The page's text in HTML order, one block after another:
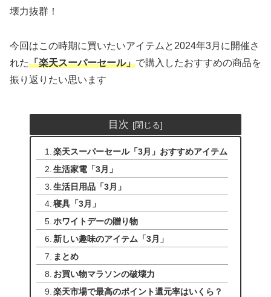
壊力抜群！
今回はこの時期に買いたいアイテムと2024年3月に開催さ
れた「楽天スーパーセール」で購入したおすすめの商品を
振り返りたい思います
目次
楽天スーパーセール「3月」おすすめアイテム
生活家電「3月」
生活日用品「3月」
寝具「3月」
ホワイトデーの贈り物
新しい趣味のアイテム「3月」
まとめ
お買い物マラソンの破壊力
楽天市場で最高のポイント還元率はいくら？